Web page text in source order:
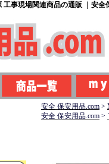
事現場関連商品の通販 ｜安全
安全 保安用品.com >
安全 保安用品.com >